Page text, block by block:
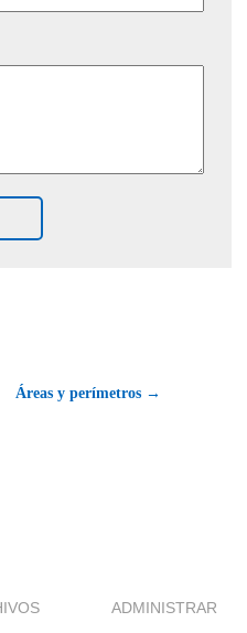
Áreas y perímetros →
ADMINISTRAR